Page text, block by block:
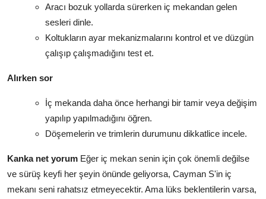
Aracı bozuk yollarda sürerken iç mekandan gelen
sesleri dinle.
Koltukların ayar mekanizmalarını kontrol et ve düzgün
çalışıp çalışmadığını test et.
Alırken sor
İç mekanda daha önce herhangi bir tamir veya değişim
yapılıp yapılmadığını öğren.
Döşemelerin ve trimlerin durumunu dikkatlice incele.
Kanka net yorum Eğer iç mekan senin için çok önemli değilse
ve sürüş keyfi her şeyin önünde geliyorsa, Cayman S'in iç
mekanı seni rahatsız etmeyecektir. Ama lüks beklentilerin varsa,